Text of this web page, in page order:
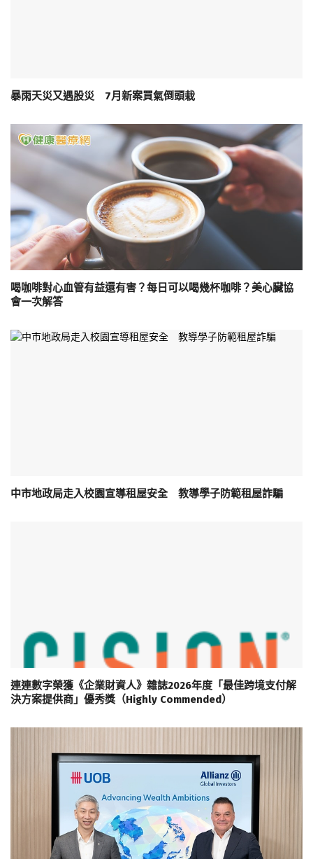
暴雨天災又遇股災 7月新案買氣倒頭栽
喝咖啡對心血管有益還有害？每日可以喝幾杯咖啡？美心臟協
會一次解答
中市地政局走入校園宣導租屋安全 教導學子防範租屋詐騙
連連數字榮獲《企業財資人》雜誌2026年度「最佳跨境支付解
決方案提供商」優秀獎（Highly Commended）